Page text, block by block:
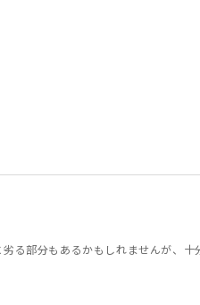
る部分もあるかもしれませんが、十